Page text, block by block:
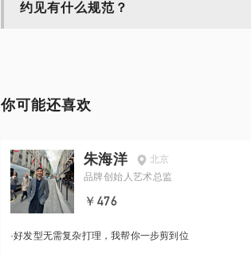
约见有什么规范？
你可能还喜欢
朱海洋
北京
品牌创始人艺术总监
￥476
·好发型无需复杂打理，我帮你一步剪到位